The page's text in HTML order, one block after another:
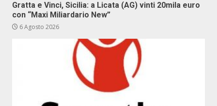
Gratta e Vinci, Sicilia: a Licata (AG) vinti 20mila euro
con “Maxi Miliardario New”
6 Agosto 2026